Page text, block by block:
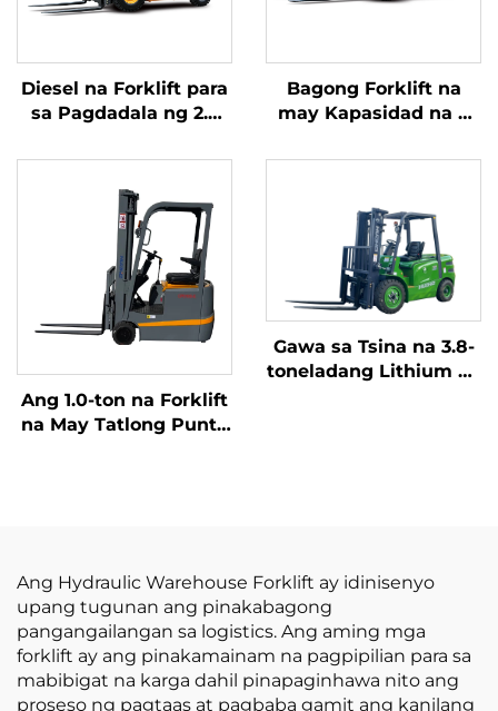
Diesel na Forklift para
sa Pagdadala ng 2.5
may Simpleng
Operasyon at Pagbaba
ng Karga hanggang 4
metro
Bagong Forklift na
may Kapasidad na 4
kumukuha ng
diesel, na may mataas
na kalidad na Hapones
na motor ng ISUZU
Ang 1.0-ton na Forklift
na May Tatlong Punto
Presyo
Gawa sa Tsina na 3.8-
toneladang Lithium na
Ang Hydraulic Warehouse Forklift ay idinisenyo
upang tugunan ang pinakabagong
pangangailangan sa logistics. Ang aming mga
forklift ay ang pinakamainam na pagpipilian para sa
mabibigat na karga dahil pinapaginhawa nito ang
proseso ng pagtaas at pagbaba gamit ang kanilang